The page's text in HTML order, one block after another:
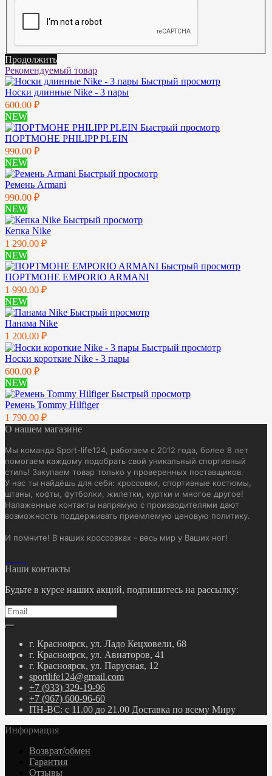
Продолжить
Рекомендуемый товар
Быстрый просмотр
Носки длинные Nike - 3 пары
600.00 ₽
NEW
Быстрый просмотр
ПОРТМОНЕ PHILIPP PLEIN
990.00 ₽
NEW
Быстрый просмотр
Ремень Armani
990.00 ₽
NEW
Быстрый просмотр
Кепка Nike
1 290.00 ₽
NEW
Быстрый просмотр
ПОРТМОНЕ EMPORIO ARMANI
1 990.00 ₽
NEW
Быстрый просмотр
Панама Nike
1 200.00 ₽
Быстрый просмотр
Носки короткие Nike - 3 пары
600.00 ₽
NEW
Быстрый просмотр
Ремень Tommy Hilfiger
1 790.00 ₽
О нашем магазине
Мы команда Sport-life124, работаем с 2012 года, более 8 лет
помогаем каждому подобрать свой уникальный спортивный
стиль! Закупаем товар только у проверенных поставщиков.
У нас ты найдёшь для себя: кроссовки, спортивные костюмы,
штаны, кофты, футболки, жилетки, куртки и многое другое!
Налаженные контакты напрямую с производителями дают
возможность поддерживать приемлемую ценовую политику.
И помните! В наших кроссовках - весь мир у Ваших ног!
Наши контакты
Будьте в курсе наших акций, подпишитесь на рассылку:
г. Красноярск, ул. Ладо Кецховели, 68
г. Красноярск, ул. Авиаторов, 41
г. Красноярск, ул. Парусная, 12
sportlife124@gmail.com
+7 (933) 329-19-96
+7 (967) 600-96-60
ПН-ВС: с 11.00 до 21.00 Доставка по всему Миру
Информация
Возврат/обмен
Гарантия
Отзывы